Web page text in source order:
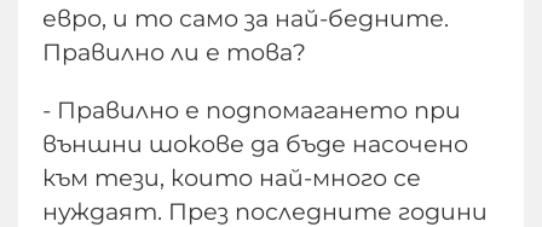
евро, и то само за най-бедните.
Правилно ли е това?
- Правилно е подпомагането при
външни шокове да бъде насочено
към тези, които най-много се
нуждаят. През последните години